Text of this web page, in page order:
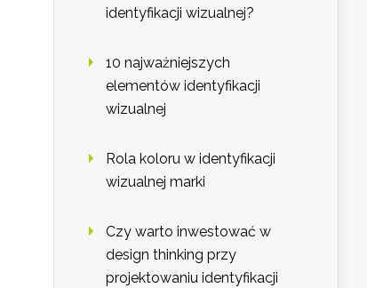
identyfikacji wizualnej?
10 najważniejszych
elementów identyfikacji
wizualnej
Rola koloru w identyfikacji
wizualnej marki
Czy warto inwestować w
design thinking przy
projektowaniu identyfikacji